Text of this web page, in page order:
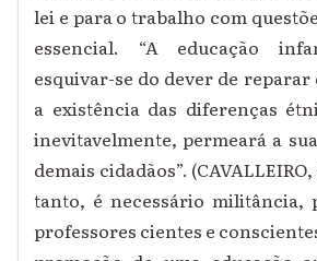
lei e para o trabalho com
essencial. “A educação
esquivar-se do dever de
a existência das diferenças
inevitavelmente, permeará a
demais cidadãos”.
tanto, é necessário militância,
professores cientes e